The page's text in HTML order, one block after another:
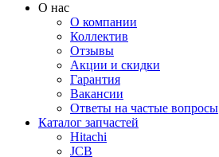
О нас
О компании
Коллектив
Отзывы
Акции и скидки
Гарантия
Вакансии
Ответы на частые вопросы
Каталог запчастей
Hitachi
JCB